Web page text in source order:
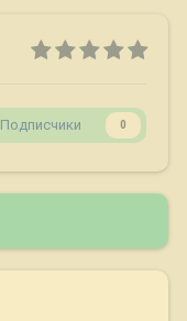
Подписчики 0